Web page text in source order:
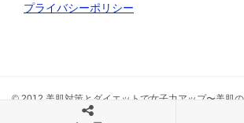
プライバシーポリシー
© 2012 美肌対策とダイエットで女子力アップ〜美肌